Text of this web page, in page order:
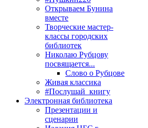
Открываем Бунина
вместе
Творческие мастер-
классы городских
библиотек
Николаю Рубцову
посвящается...
Слово о Рубцове
Живая классика
#Послушай_книгу
Электронная библиотека
Презентации и
сценарии